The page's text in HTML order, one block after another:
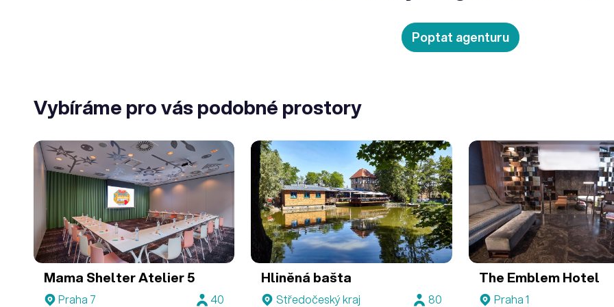
Poptat agenturu
Vybíráme pro vás podobné prostory
Mama ShelterAtelier 5
Praha 7 40
Hliněná bašta
Středočeský kraj 80
The Emblem Hotel
Praha 1